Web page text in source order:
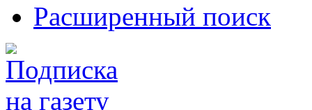
Расширенный поиск